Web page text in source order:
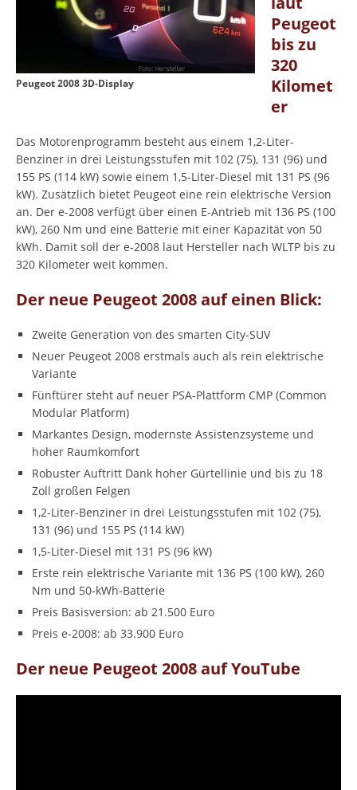
Peugeot 2008 3D-Display
Peugeot
bis zu
320
Kilomet
er
Das Motorenprogramm besteht aus einem 1,2-Liter-
Benziner in drei Leistungsstufen mit 102 (75), 131 (96) und
155 PS (114 kW) sowie einem 1,5-Liter-Diesel mit 131 PS (96
kW). Zusätzlich bietet Peugeot eine rein elektrische Version
an. Der e-2008 verfügt über einen E-Antrieb mit 136 PS (100
kW), 260 Nm und eine Batterie mit einer Kapazität von 50
kWh. Damit soll der e-2008 laut Hersteller nach WLTP bis zu
320 Kilometer weit kommen.
Der neue Peugeot 2008 auf einen Blick:
Zweite Generation von des smarten City-SUV
Neuer Peugeot 2008 erstmals auch als rein elektrische
Variante
Fünftürer steht auf neuer PSA-Plattform CMP (Common
Modular Platform)
Markantes Design, modernste Assistenzsysteme und
hoher Raumkomfort
Robuster Auftritt Dank hoher Gürtellinie und bis zu 18
Zoll großen Felgen
1,2-Liter-Benziner in drei Leistungsstufen mit 102 (75),
131 (96) und 155 PS (114 kW)
1,5-Liter-Diesel mit 131 PS (96 kW)
Erste rein elektrische Variante mit 136 PS (100 kW), 260
Nm und 50-kWh-Batterie
Preis Basisversion: ab 21.500 Euro
Preis e-2008: ab 33.900 Euro
Der neue Peugeot 2008 auf YouTube